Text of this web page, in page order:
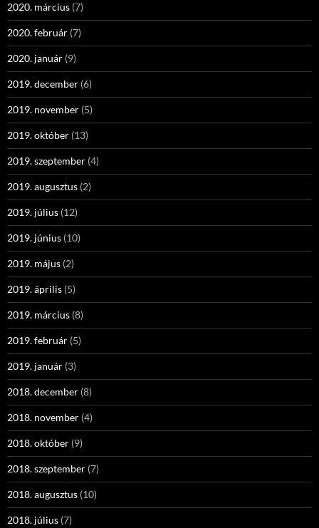
2020. március (7)
2020. február (7)
2020. január (9)
2019. december (6)
2019. november (5)
2019. október (13)
2019. szeptember (4)
2019. augusztus (2)
2019. július (12)
2019. június (10)
2019. május (2)
2019. április (5)
2019. március (8)
2019. február (5)
2019. január (3)
2018. december (8)
2018. november (4)
2018. október (9)
2018. szeptember (7)
2018. augusztus (10)
2018. július (7)